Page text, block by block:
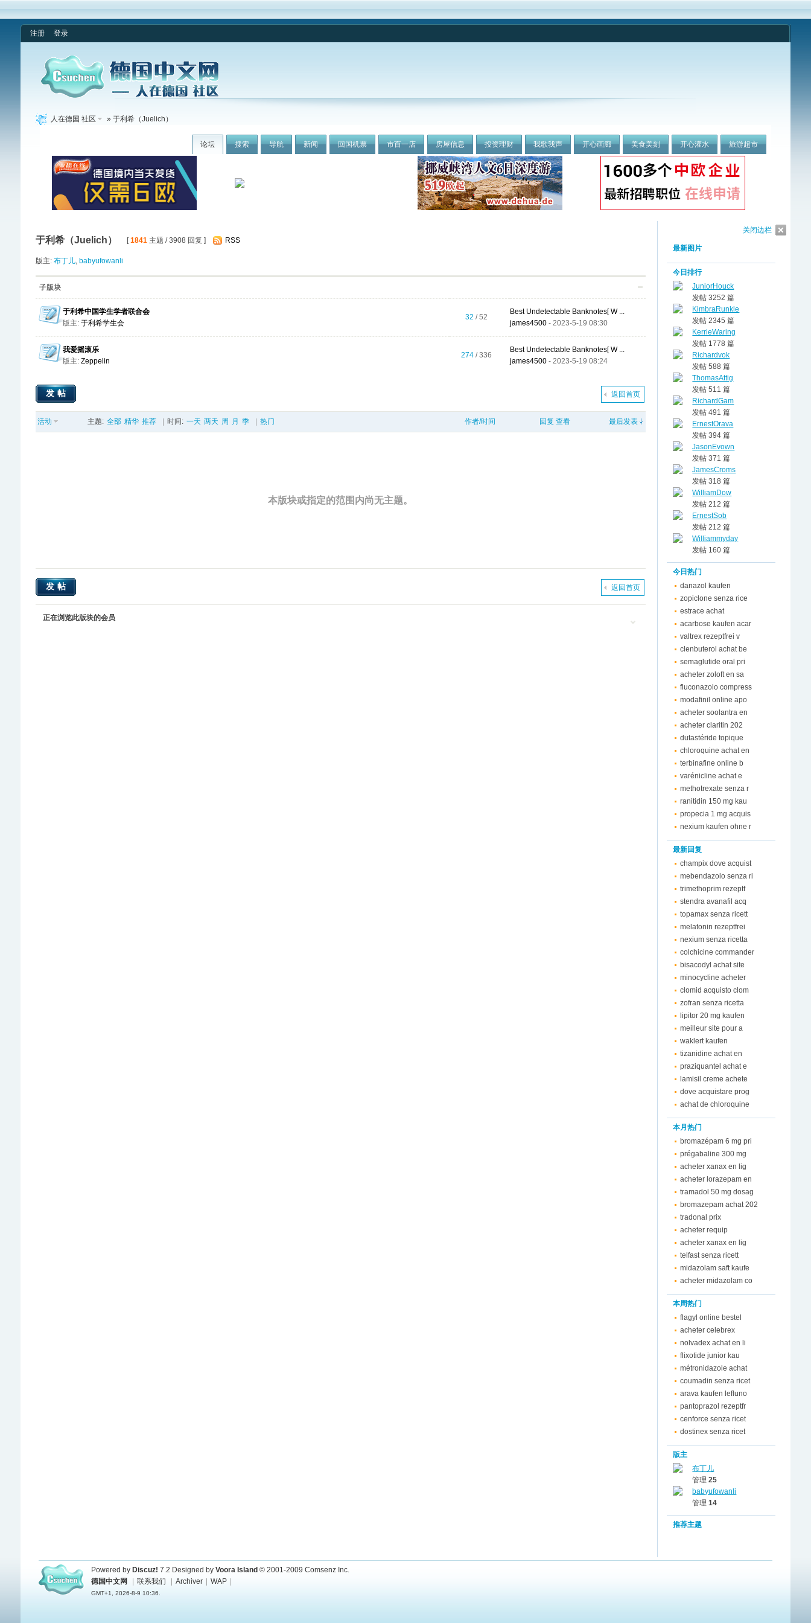
注册 登录
论坛 搜索 导航 新闻 回国机票 市百一店 房屋信息 投资理财 我歌我声 开心画廊 美食美刻 开心灌水 旅游超市
人在德国 社区 » 于利希（Juelich）
关闭边栏
于利希（Juelich） [1841主题 / 3908 回复 ] RSS
版主: 布丁儿, babyufowanli
子版块
于利希中国学生学者联合会
版主: 于利希学生会
32 / 52
Best Undetectable Banknotes[ W ...
james4500- 2023-5-19 08:30
我爱摇滚乐
版主: Zeppelin
274 / 336
Best Undetectable Banknotes[ W ...
james4500- 2023-5-19 08:24
返回首页
发帖
活动 主题: 全部 精华 推荐 时间: 一天 两天 周 月 季 热门 作者/时间 回复 查看 最后发表
本版块或指定的范围内尚无主题。
返回首页
发帖
正在浏览此版块的会员
最新图片
今日排行
JuniorHouck
发帖 3252 篇
KimbraRunkle
发帖 2345 篇
KerrieWaring
发帖 1778 篇
Richardvok
发帖 588 篇
ThomasAttig
发帖 511 篇
RichardGam
发帖 491 篇
ErnestOrava
发帖 394 篇
JasonEvown
发帖 371 篇
JamesCroms
发帖 318 篇
WilliamDow
发帖 212 篇
ErnestSob
发帖 212 篇
Williammyday
发帖 160 篇
今日热门
danazol kaufen
zopiclone senza rice
estrace achat
acarbose kaufen acar
valtrex rezeptfrei v
clenbuterol achat be
semaglutide oral pri
acheter zoloft en sa
fluconazolo compress
modafinil online apo
acheter soolantra en
acheter claritin 202
dutastéride topique
chloroquine achat en
terbinafine online b
varénicline achat e
methotrexate senza r
ranitidin 150 mg kau
propecia 1 mg acquis
nexium kaufen ohne r
最新回复
champix dove acquist
mebendazolo senza ri
trimethoprim rezeptf
stendra avanafil acq
topamax senza ricett
melatonin rezeptfrei
nexium senza ricetta
colchicine commander
bisacodyl achat site
minocycline acheter
clomid acquisto clom
zofran senza ricetta
lipitor 20 mg kaufen
meilleur site pour a
waklert kaufen
tizanidine achat en
praziquantel achat e
lamisil creme achete
dove acquistare prog
achat de chloroquine
本月热门
bromazépam 6 mg pri
prégabaline 300 mg
acheter xanax en lig
acheter lorazepam en
tramadol 50 mg dosag
bromazepam achat 202
tradonal prix
acheter requip
acheter xanax en lig
telfast senza ricett
midazolam saft kaufe
acheter midazolam co
本周热门
flagyl online bestel
acheter celebrex
nolvadex achat en li
flixotide junior kau
métronidazole achat
coumadin senza ricet
arava kaufen lefluno
pantoprazol rezeptfr
cenforce senza ricet
dostinex senza ricet
版主
布丁儿
管理25
babyufowanli
管理14
推荐主题
Powered by Discuz! 7.2 Designed by Voora Island © 2001-2009 Comsenz Inc.
德国中文网
联系我们 Archiver WAP
GMT+1, 2026-8-9 10:36.